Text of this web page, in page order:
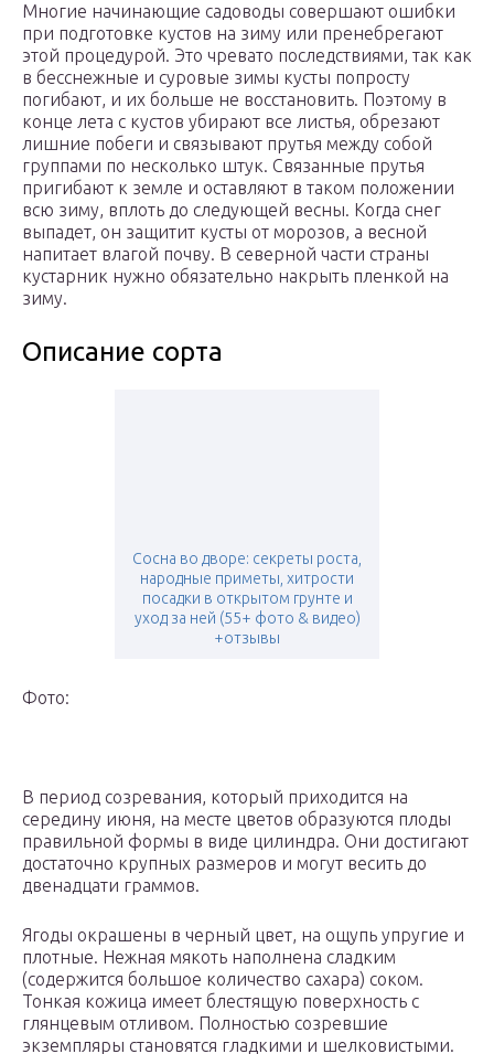
Многие начинающие садоводы совершают ошибки
при подготовке кустов на зиму или пренебрегают
этой процедурой. Это чревато последствиями, так как
в бесснежные и суровые зимы кусты попросту
погибают, и их больше не восстановить. Поэтому в
конце лета с кустов убирают все листья, обрезают
лишние побеги и связывают прутья между собой
группами по несколько штук. Связанные прутья
пригибают к земле и оставляют в таком положении
всю зиму, вплоть до следующей весны. Когда снег
выпадет, он защитит кусты от морозов, а весной
напитает влагой почву. В северной части страны
кустарник нужно обязательно накрыть пленкой на
зиму.
Описание сорта
Сосна во дворе: секреты роста,
народные приметы, хитрости
посадки в открытом грунте и
уход за ней (55+ фото & видео)
+отзывы
Фото:
В период созревания, который приходится на
середину июня, на месте цветов образуются плоды
правильной формы в виде цилиндра. Они достигают
достаточно крупных размеров и могут весить до
двенадцати граммов.
Ягоды окрашены в черный цвет, на ощупь упругие и
плотные. Нежная мякоть наполнена сладким
(содержится большое количество сахара) соком.
Тонкая кожица имеет блестящую поверхность с
глянцевым отливом. Полностью созревшие
экземпляры становятся гладкими и шелковистыми.